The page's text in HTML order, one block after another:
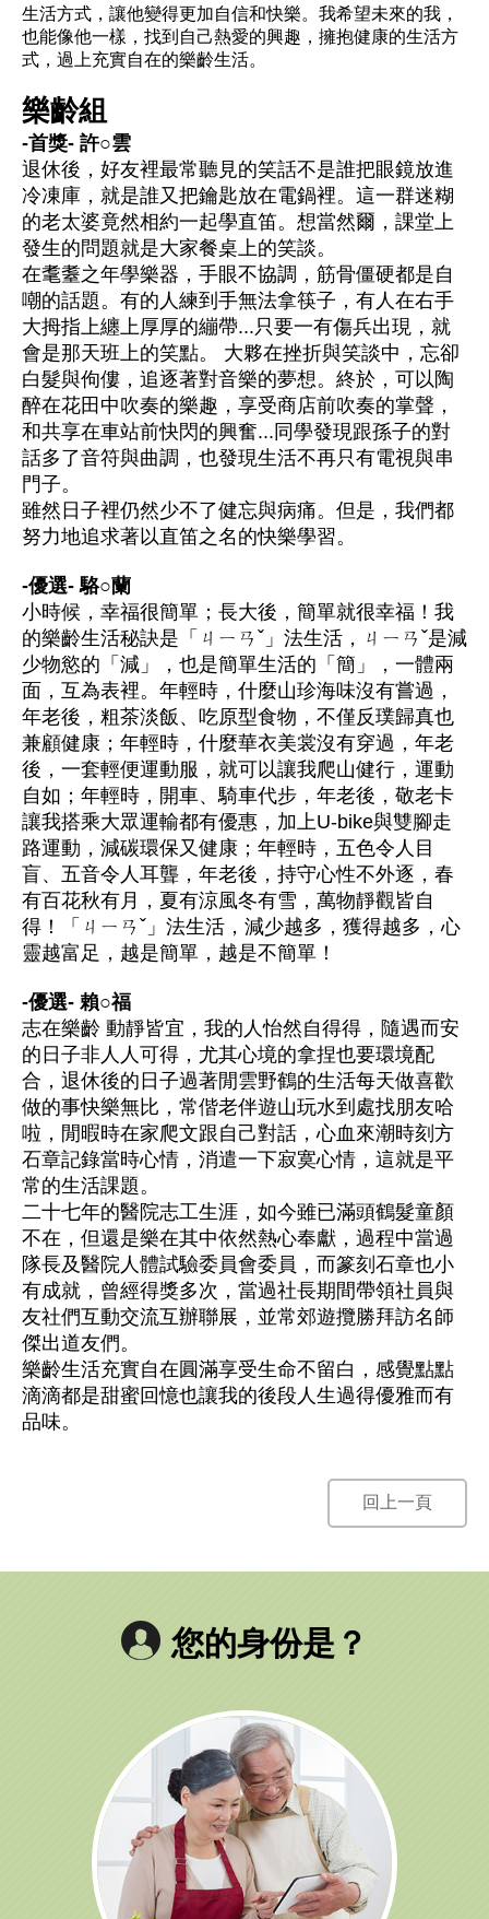
生活方式，讓他變得更加自信和快樂。我希望未來的我，
也能像他一樣，找到自己熱愛的興趣，擁抱健康的生活方
式，過上充實自在的樂齡生活。
樂齡組
-首獎- 許○雲
退休後，好友裡最常聽見的笑話不是誰把眼鏡放進
冷凍庫，就是誰又把鑰匙放在電鍋裡。這一群迷糊
的老太婆竟然相約一起學直笛。想當然爾，課堂上
發生的問題就是大家餐桌上的笑談。
在耄耋之年學樂器，手眼不協調，筋骨僵硬都是自
嘲的話題。有的人練到手無法拿筷子，有人在右手
大拇指上纏上厚厚的繃帶...只要一有傷兵出現，就
會是那天班上的笑點。 大夥在挫折與笑談中，忘卻
白髮與佝僂，追逐著對音樂的夢想。終於，可以陶
醉在花田中吹奏的樂趣，享受商店前吹奏的掌聲，
和共享在車站前快閃的興奮...同學發現跟孫子的對
話多了音符與曲調，也發現生活不再只有電視與串
門子。
雖然日子裡仍然少不了健忘與病痛。但是，我們都
努力地追求著以直笛之名的快樂學習。
-優選- 駱○蘭
小時候，幸福很簡單；長大後，簡單就很幸福！我
的樂齡生活秘訣是「ㄐㄧㄢˇ」法生活，ㄐㄧㄢˇ是減
少物慾的「減」，也是簡單生活的「簡」，一體兩
面，互為表裡。年輕時，什麼山珍海味沒有嘗過，
年老後，粗茶淡飯、吃原型食物，不僅反璞歸真也
兼顧健康；年輕時，什麼華衣美裳沒有穿過，年老
後，一套輕便運動服，就可以讓我爬山健行，運動
自如；年輕時，開車、騎車代步，年老後，敬老卡
讓我搭乘大眾運輸都有優惠，加上U-bike與雙腳走
路運動，減碳環保又健康；年輕時，五色令人目
盲、五音令人耳聾，年老後，持守心性不外逐，春
有百花秋有月，夏有涼風冬有雪，萬物靜觀皆自
得！「ㄐㄧㄢˇ」法生活，減少越多，獲得越多，心
靈越富足，越是簡單，越是不簡單！
-優選- 賴○福
志在樂齡 動靜皆宜，我的人怡然自得得，隨遇而安
的日子非人人可得，尤其心境的拿捏也要環境配
合，退休後的日子過著閒雲野鶴的生活每天做喜歡
做的事快樂無比，常偕老伴遊山玩水到處找朋友哈
啦，閒暇時在家爬文跟自己對話，心血來潮時刻方
石章記錄當時心情，消遣一下寂寞心情，這就是平
常的生活課題。
二十七年的醫院志工生涯，如今雖已滿頭鶴髮童顏
不在，但還是樂在其中依然熱心奉獻，過程中當過
隊長及醫院人體試驗委員會委員，而篆刻石章也小
有成就，曾經得獎多次，當過社長期間帶領社員與
友社們互動交流互辦聯展，並常郊遊攬勝拜訪名師
傑出道友們。
樂齡生活充實自在圓滿享受生命不留白，感覺點點
滴滴都是甜蜜回憶也讓我的後段人生過得優雅而有
品味。
回上一頁
您的身份是？